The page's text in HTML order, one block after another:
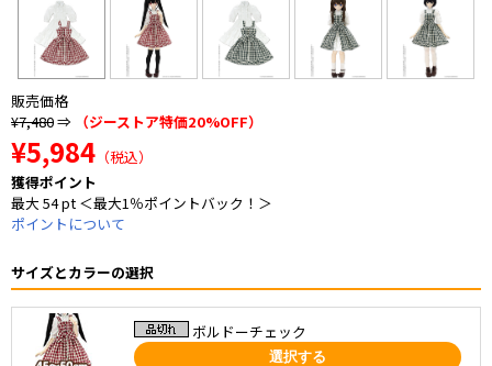
販売価格
¥7,480⇒ （ジーストア特価20%OFF）
¥5,984 （税込）
獲得ポイント
最大 54 pt ＜最大1％ポイントバック！＞
ポイントについて
サイズとカラーの選択
ボルドーチェック
選択する